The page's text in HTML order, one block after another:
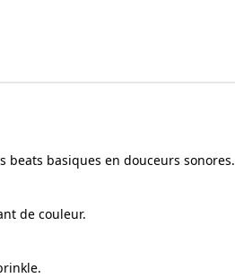
basiques en douceurs sonores.
de couleur.